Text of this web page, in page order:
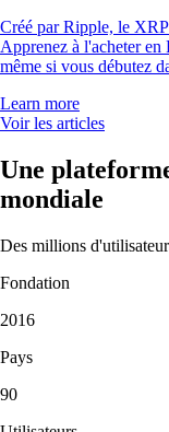
Créé par Ripple, le
Apprenez à l'acheter en
même si vous débutez
Learn more
Voir les articles
Une
mondiale
Des millions
Fondation
2016
Pays
90